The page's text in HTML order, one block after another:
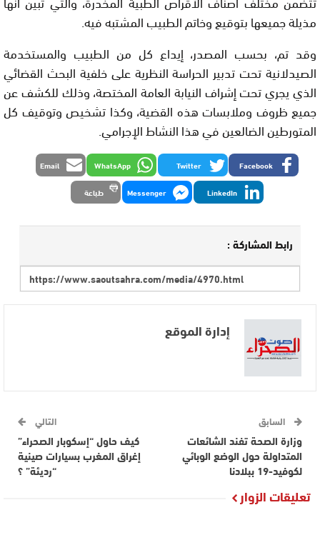
مذيلة جميعها بتوقيع وخاتم الطبيب المشتبه فيه.
وقد تم، بحسب المصدر، إيداع كل من الطبيب والمستخدمة
الصيدلانية تحت تدبير الحراسة النظرية على خلفية البحث القضائي
الذي يجري تحت إشراف النيابة العامة المختصة، وذلك للكشف عن
جميع ظروف وملابسات هذه القضية، وكذا تشخيص وتوقيف كل
المتورطين الضالعين في هذا النشاط الإجرامي.
Facebook
Twitter
WhatsApp
Email
LinkedIn
Messenger طباعة
رابط المشاركة :
إدارة الموقع
السابق
وزارة الصحة تفند الشائعات
المتداولة حول الوضع الوبائي
لكوفيد-19 ببلادنا
التالي
كيف حاول “إسكوبار الصحراء”
إغراق المغرب بسيارات صينية
“رديئة” ؟
تعليقات الزوار